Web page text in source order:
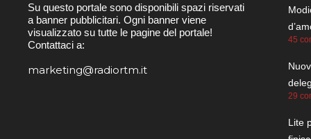
Su questo portale sono disponibili spazi riservati
a banner pubblicitari. Ogni banner viene
visualizzato su tutte le pagine del portale!
Contattaci a:
marketing@radiortm.it
45
29
Lite